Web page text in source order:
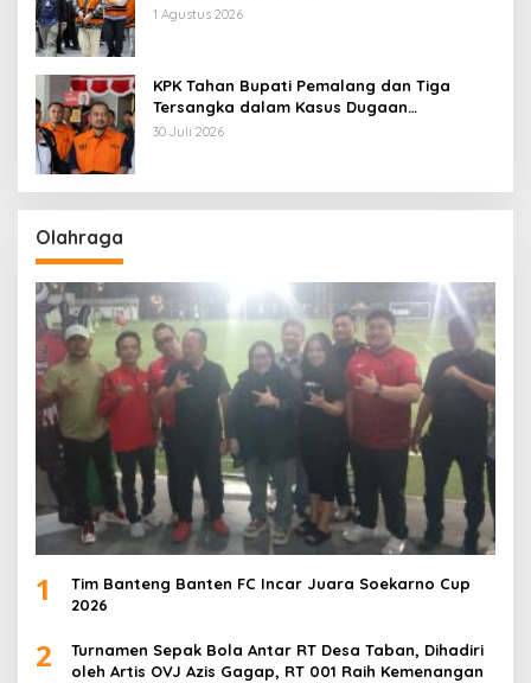
1 Agustus 2026
KPK Tahan Bupati Pemalang dan Tiga
Tersangka dalam Kasus Dugaan
Pemerasan
30 Juli 2026
Olahraga
1
Tim Banteng Banten FC Incar Juara Soekarno Cup
2026
2
Turnamen Sepak Bola Antar RT Desa Taban, Dihadiri
oleh Artis OVJ Azis Gagap, RT 001 Raih Kemenangan